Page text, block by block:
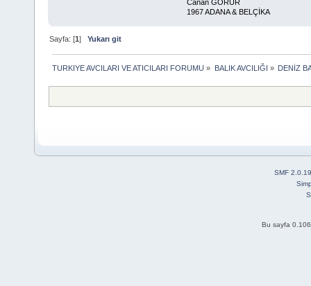
Canan GÖRÜR
1967 ADANA & BELÇİKA
Sayfa: [1]Yukarı git
TURKIYE AVCILARI VE ATICILARI FORUMU » BALIK AVCILIĞI » DENİZ
SMF 2.0.19
Bu sayfa